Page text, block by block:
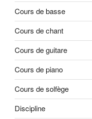
Cours de basse
Cours de chant
Cours de guitare
Cours de piano
Cours de solfège
Discipline